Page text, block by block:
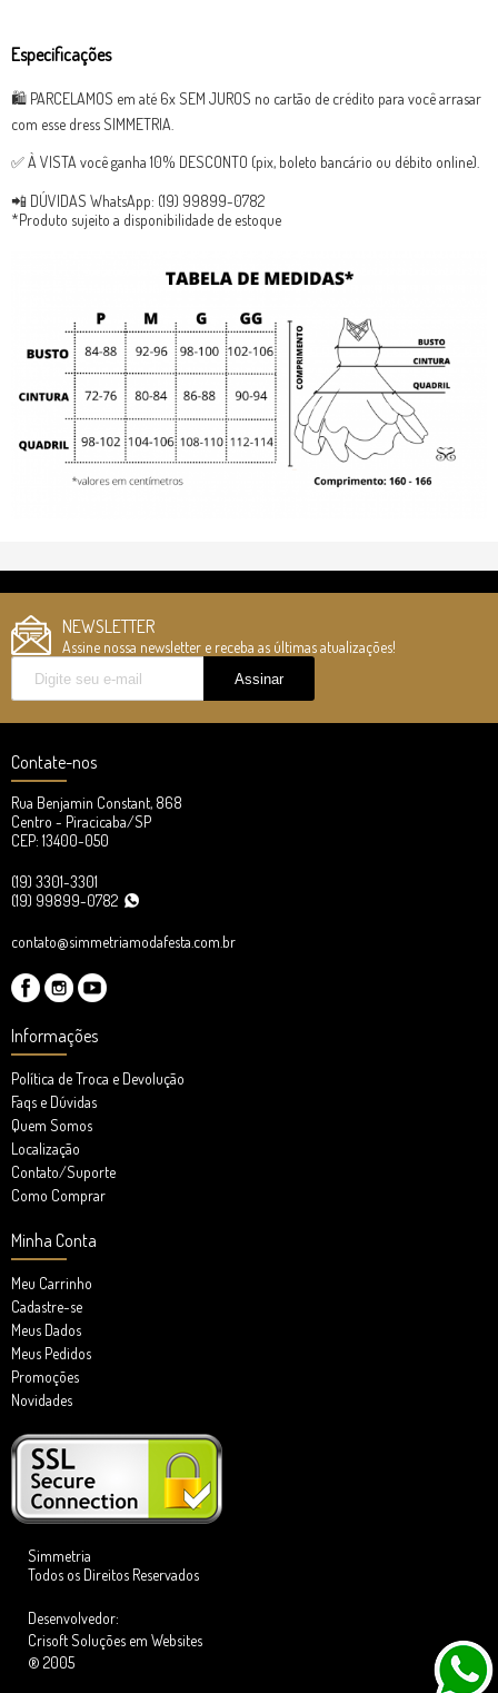
Especificações
🛍 PARCELAMOS em até 6x SEM JUROS no cartão de crédito para você arrasar
com esse dress SIMMETRIA.
✅ À VISTA você ganha 10% DESCONTO (pix, boleto bancário ou débito online).
📲 DÚVIDAS WhatsApp: (19) 99899-0782
*Produto sujeito a disponibilidade de estoque
NEWSLETTER
Assine nossa newsletter e receba as últimas atualizações!
Contate-nos
Rua Benjamin Constant, 868
Centro - Piracicaba/SP
CEP: 13400-050
(19) 3301-3301
(19) 99899-0782
contato@simmetriamodafesta.com.br
Informações
Política de Troca e Devolução
Faqs e Dúvidas
Quem Somos
Localização
Contato/Suporte
Como Comprar
Minha Conta
Meu Carrinho
Cadastre-se
Meus Dados
Meus Pedidos
Promoções
Novidades
Simmetria
Todos os Direitos Reservados
Desenvolvedor:
Crisoft Soluções em Websites
® 2005